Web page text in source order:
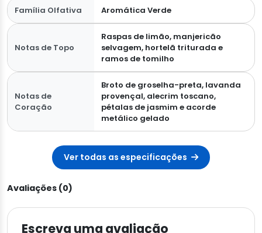
Família Olfativa Aromática Verde
Notas de Topo
Raspas de limão, manjericão
selvagem, hortelã triturada e
ramos de tomilho
Notas de
Coração
Broto de groselha-preta, lavanda
provençal, alecrim toscano,
pétalas de jasmim e acorde
metálico gelado
Ver todas as especificações
Avaliações (0)
Escreva uma avaliação